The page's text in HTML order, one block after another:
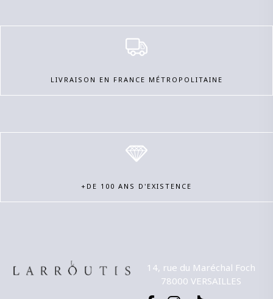
LIVRAISON EN FRANCE MÉTROPOLITAINE
+DE 100 ANS D'EXISTENCE
14, rue du Maréchal Foch
78000 VERSAILLES